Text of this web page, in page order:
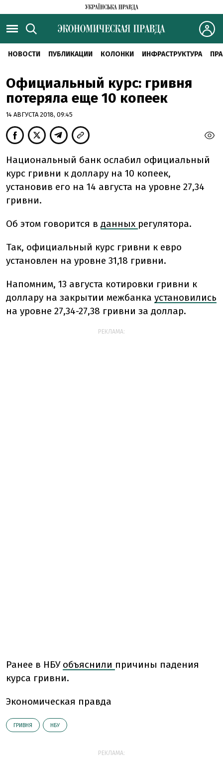
НОВОСТИ ПУБЛИКАЦИИ КОЛОНКИ ИНФРАСТРУКТУРА
Официальный курс: гривня
потеряла еще 10 копеек
14 АВГУСТА 2018, 09:45
Национальный банк ослабил официальный
курс гривни к доллару на 10 копеек,
установив его на 14 августа на уровне 27,34
гривни.
Об этом говорится в данных регулятора.
Так, официальный курс гривни к евро
установлен на уровне 31,18 гривни.
Напомним, 13 августа котировки гривни к
доллару на закрытии межбанка установились
на уровне 27,34-27,38 гривни за доллар.
РЕКЛАМА:
Ранее в НБУ объяснили причины падения
курса гривни.
Экономическая правда
ГРИВНЯ НБУ
РЕКЛАМА: